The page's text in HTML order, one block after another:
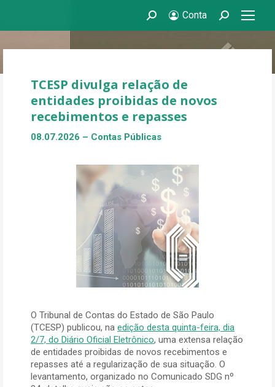
Search: Conta Search:
TCESP divulga relação de
entidades proibidas de novos
recebimentos e repasses
08.07.2026 – Contas Públicas
O Tribunal de Contas do Estado de São Paulo
(TCESP) publicou, na edição desta quinta-feira, dia
2/7, do Diário Oficial Eletrônico, uma extensa relação
de entidades proibidas de novos recebimentos e
repasses até a regularização de sua situação. O
levantamento, organizado no Comunicado SDG nº